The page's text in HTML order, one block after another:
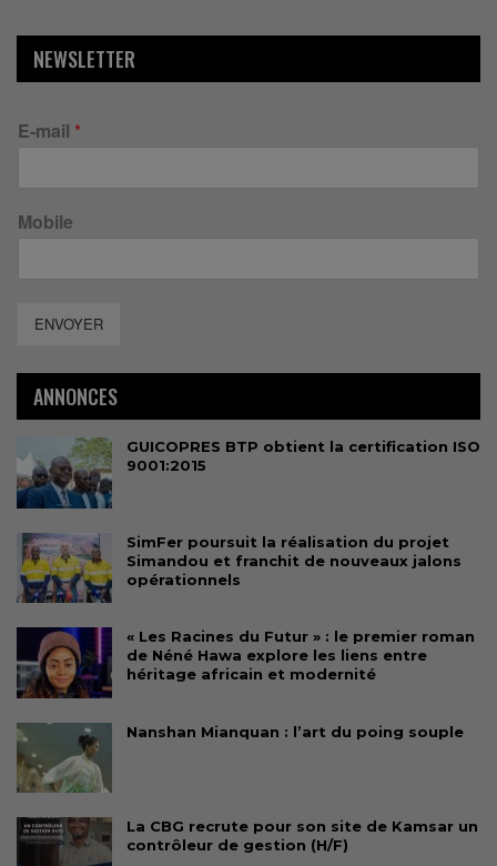
NEWSLETTER
E-mail *
Mobile
ENVOYER
ANNONCES
GUICOPRES BTP obtient la certification ISO
9001:2015
SimFer poursuit la réalisation du projet
Simandou et franchit de nouveaux jalons
opérationnels
« Les Racines du Futur » : le premier roman
de Néné Hawa explore les liens entre
héritage africain et modernité
Nanshan Mianquan : l’art du poing souple
La CBG recrute pour son site de Kamsar un
contrôleur de gestion (H/F)